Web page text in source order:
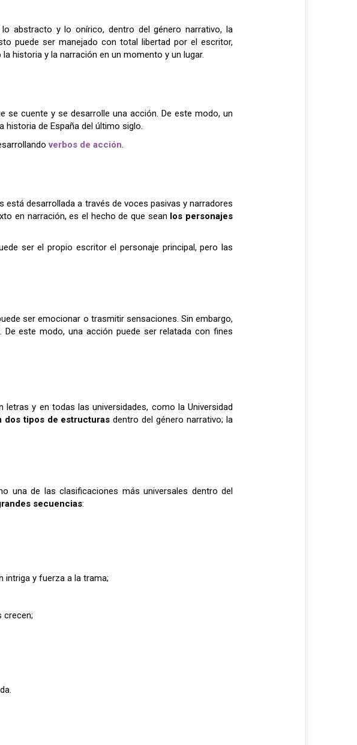
abstracto y lo onírico, dentro del género narrativo, la
puede ser manejado con total libertad por el escritor,
historia y la narración en un momento y un lugar.
se cuente y se desarrolle una acción. De este modo, un
historia de España del último siglo.
verbos de acción.
desarrollada a través de voces pasivas y narradores
en narración, es el hecho de que sean los personajes
ser el propio escritor el personaje principal, pero las
ser emocionar o trasmitir sensaciones. Sin embargo,
. De este modo, una acción puede ser relatada con fines
y en todas las universidades, como la Universidad
dos tipos de estructuras dentro del género narrativo; la
una de las clasificaciones más universales dentro del
secuencias:
intriga y fuerza a la trama;
crecen;